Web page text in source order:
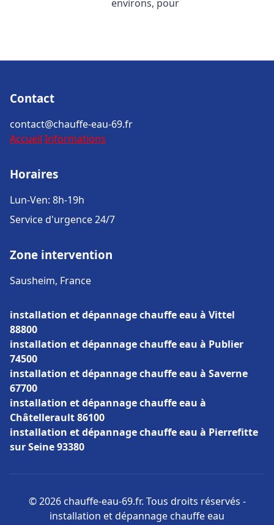
environs, pour
Contact
contact@chauffe-eau-69.fr
Accueil Informations
Horaires
Lun-Ven: 8h-19h
Service d'urgence 24/7
Zone intervention
Sausheim, France
installation et dépannage chauffe eau à Vittel
88800
installation et dépannage chauffe eau à Publier
74500
installation et dépannage chauffe eau à Saverne
67700
installation et dépannage chauffe eau à
Châtellerault 86100
installation et dépannage chauffe eau à Pierrefitte
sur Seine 93380
© 2026 chauffe-eau-69.fr. Tous droits réservés -
installation et dépannage chauffe eau